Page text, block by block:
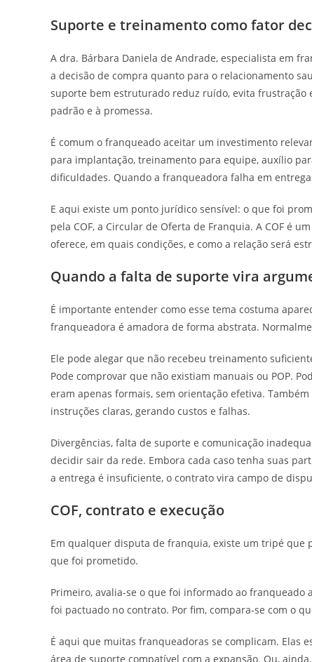
Suporte e treinamento como fator
A dra. Bárbara Daniela de Andrade, especialista em
a decisão de compra quanto para o relacionamento
suporte bem estruturado reduz ruído, evita
padrão e à promessa.
É comum o franqueado aceitar um investimento
para implantação, treinamento para equipe, auxílio
dificuldades. Quando a franqueadora falha em
E aqui existe um ponto jurídico sensível: o que foi
pela COF, a Circular de Oferta de Franquia. A COF é
oferece, em quais condições, e como a relação será
Quando a falta de suporte vira
É importante entender como esse tema costuma
franqueadora é amadora de forma abstrata.
Ele pode alegar que não recebeu treinamento
Pode comprovar que não existiam manuais ou POP.
eram apenas formais, sem orientação efetiva.
instruções claras, gerando custos e falhas.
Divergências, falta de suporte e comunicação
decidir sair da rede. Embora cada caso tenha suas
a entrega é insuficiente, o contrato vira campo de
COF, contrato e execução
Em qualquer disputa de franquia, existe um tripé que
que foi prometido.
Primeiro, avalia-se o que foi informado ao franqueado
foi pactuado no contrato. Por fim, compara-se com o
É aqui que muitas franqueadoras se complicam. Elas
área de suporte compatível com a expansão. Ou,